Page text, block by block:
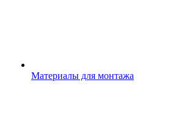
Материалы для монтажа